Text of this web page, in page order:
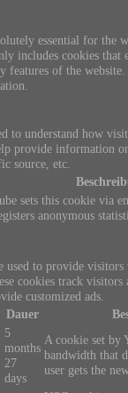
essential for the
includes cookies that
features of the
to understand how
provide information
source, etc.
sets this cookie via
anonymous
used to provide visitors
cookies track visitors
customized ads.
Dauer
5
months
27
days
A cookie set by
bandwidth that
user gets the